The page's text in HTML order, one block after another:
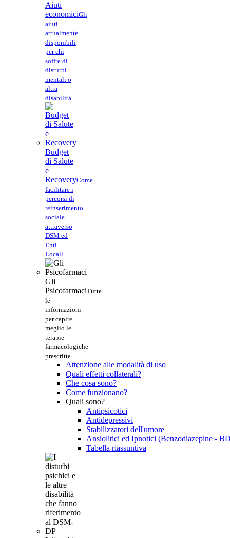
Aiuti
economiciGli
aiuti
attualmente
disponibili
per chi
soffre di
disturbi
mentali o
altra
disabilità
Budget
di Salute
e
RecoveryCome
facilitare i
percorsi di
reinserimento
sociale
attraverso
DSM ed
Enti
Locali
Gli
PsicofarmaciTutte
le
informazioni
per capire
meglio le
terapie
farmacologiche
prescritte
Attenzione alle modalità di uso
Quali effetti collaterali?
Che cosa sono?
Come funzionano?
Quali sono?
Antipsicotici
Antidepressivi
Stabilizzatori dell'umore
Ansiolitici ed Ipnotici (Benzodiazepine -
Tabella riassuntiva